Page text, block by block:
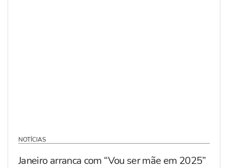
NOTÍCIAS
Janeiro arranca com “Vou ser mãe em 2025”